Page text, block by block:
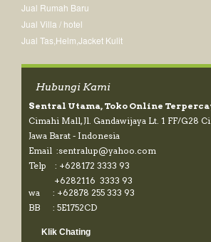
Jual Rumah Baru
Jual Villa / hotel
Jual Tas,Helm,Jacket Kulit
Hubungi Kami
Sentral Utama, Toko Online
Cimahi Mall, Jl. Gandawijaya Lt. 1 FF/G28
Jawa Barat - Indonesia
Email :sentralup@yahoo.com
Telp : +628172 3333 93
+6282116 3333 93
wa : +62878 255 333 93
BB : 5E1752CD
Klik Chating